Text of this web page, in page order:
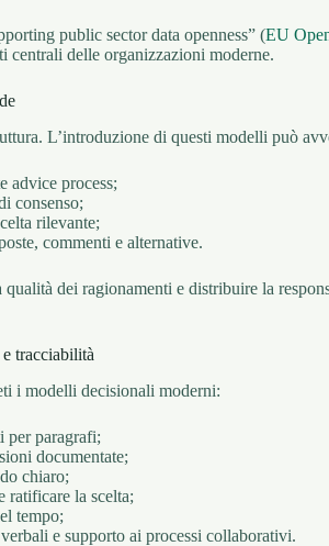
public sector data openness” (EU
centrali delle organizzazioni moderne.
L’introduzione di questi modelli può
advice process;
consenso;
rilevante;
commenti e alternative.
dei ragionamenti e distribuire la
tracciabilità
i modelli decisionali moderni:
per paragrafi;
documentate;
chiaro;
ratificare la scelta;
tempo;
e supporto ai processi collaborativi.